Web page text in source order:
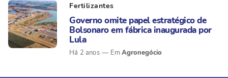
Fertilizantes
Governo omite papel estratégico de
Bolsonaro em fábrica inaugurada por
Lula
Há 2 anos Agronegócio